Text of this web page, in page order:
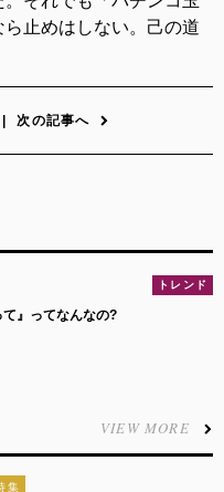
止めはしない。己の道
次の記事へ
トレンド
て』ってなんなの?
VIEW MORE
集